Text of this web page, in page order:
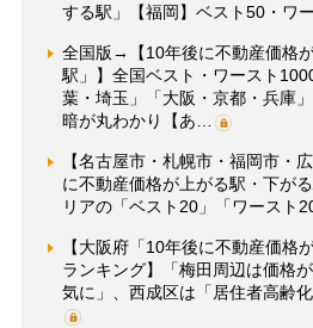
する駅」【福岡】ベスト50・ワ
全国版→【10年後に不動産価格
駅」】全国ベスト・ワースト
葉・埼玉」「大阪・京都・兵庫
暗が丸わかり【あ…
【名古屋市・札幌市・福岡市・
に不動産価格が上がる駅・下が
リアの「ベスト20」「ワースト
【大阪府「10年後に不動産価格
ランキング】「梅田周辺は価格
気に」、西成区は「居住者高齢